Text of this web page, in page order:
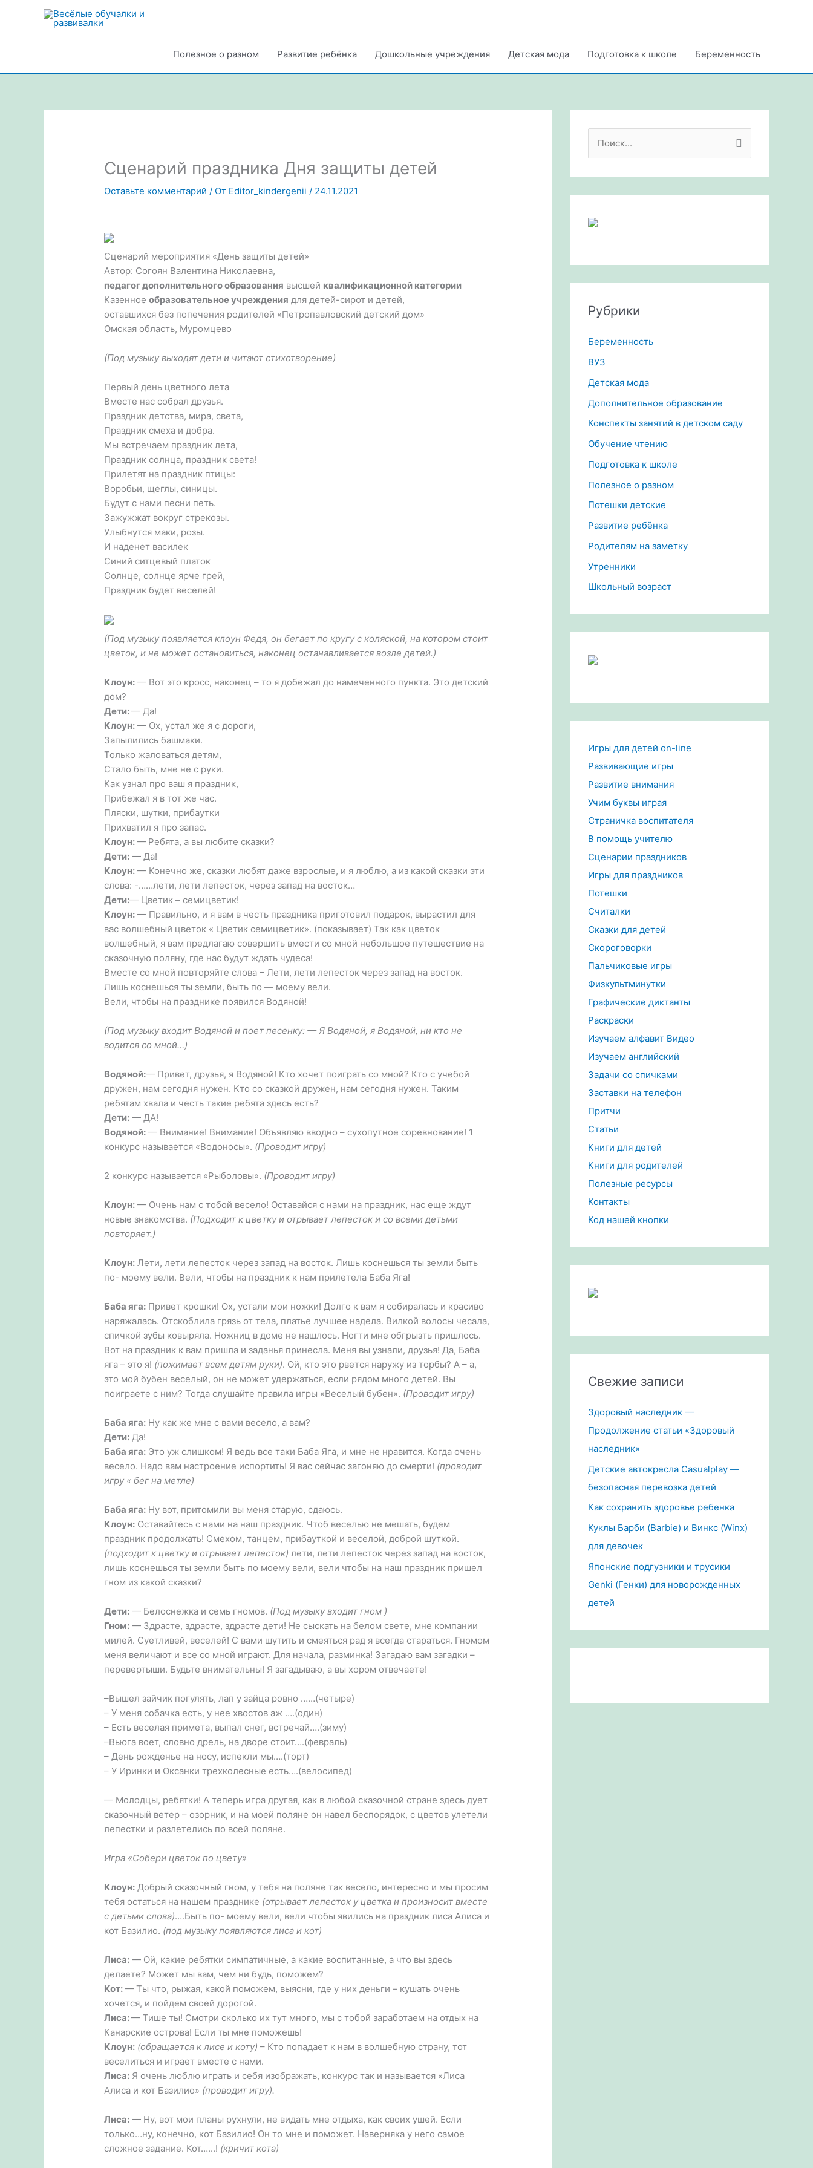
Полезное о разном
Развитие ребёнка Дошкольные учреждения Детская мода Подготовка к школе Беременность
Сценарий праздника Дня защиты детей
Оставьте комментарий / От Editor_kindergenii/ 24.11.2021
Сценарий мероприятия «День защиты детей»
Автор: Согоян Валентина Николаевна,
педагог дополнительного образования высшей квалификационной категории
Казенноеобразовательное учреждения для детей-сирот и детей,
оставшихся без попечения родителей «Петропавловский детский дом»
Омская область, Муромцево
(Под музыку выходят дети и читают стихотворение)
Первый день цветного лета
Вместе нас собрал друзья.
Праздник детства, мира, света,
Праздник смеха и добра.
Мы встречаем праздник лета,
Праздник солнца, праздник света!
Прилетят на праздник птицы:
Воробьи, щеглы, синицы.
Будут с нами песни петь.
Зажужжат вокруг стрекозы.
Улыбнутся маки, розы.
И наденет василек
Синий ситцевый платок
Солнце, солнце ярче грей,
Праздник будет веселей!
(Под музыку появляется клоун Федя, он бегает по кругу с коляской, на котором стоит
цветок, и не может остановиться, наконец останавливается возле детей.)
Клоун: — Вот это кросс, наконец – то я добежал до намеченного пункта. Это детский
дом?
Дети:— Да!
Клоун: — Ох, устал же я с дороги,
Запылились башмаки.
Только жаловаться детям,
Стало быть, мне не с руки.
Как узнал про ваш я праздник,
Прибежал я в тот же час.
Пляски, шутки, прибаутки
Прихватил я про запас.
Клоун:— Ребята, а вы любите сказки?
Дети: — Да!
Клоун: — Конечно же, сказки любят даже взрослые, и я люблю, а из какой сказки эти
слова: -……лети, лети лепесток, через запад на восток…
Дети:— Цветик – семицветик!
Клоун: — Правильно, и я вам в честь праздника приготовил подарок, вырастил для
вас волшебный цветок « Цветик семицветик». (показывает) Так как цветок
волшебный, я вам предлагаю совершить вмести со мной небольшое путешествие на
сказочную поляну, где нас будут ждать чудеса!
Вместе со мной повторяйте слова – Лети, лети лепесток через запад на восток.
Лишь коснешься ты земли, быть по — моему вели.
Вели, чтобы на празднике появился Водяной!
(Под музыку входит Водяной и поет песенку: — Я Водяной, я Водяной, ни кто не
водится со мной…)
Водяной:— Привет, друзья, я Водяной! Кто хочет поиграть со мной? Кто с учебой
дружен, нам сегодня нужен. Кто со сказкой дружен, нам сегодня нужен. Таким
ребятам хвала и честь такие ребята здесь есть?
Дети: — ДА!
Водяной: — Внимание! Внимание! Объявляю вводно – сухопутное соревнование! 1
конкурс называется «Водоносы». (Проводит игру)
2 конкурс называется «Рыболовы». (Проводит игру)
Клоун: — Очень нам с тобой весело! Оставайся с нами на праздник, нас еще ждут
новые знакомства. (Подходит к цветку и отрывает лепесток и со всеми детьми
повторяет.)
Клоун: Лети, лети лепесток через запад на восток. Лишь коснешься ты земли быть
по- моему вели. Вели, чтобы на праздник к нам прилетела Баба Яга!
Баба яга: Привет крошки! Ох, устали мои ножки! Долго к вам я собиралась и красиво
наряжалась. Отскоблила грязь от тела, платье лучшее надела. Вилкой волосы чесала,
спичкой зубы ковыряла. Ножниц в доме не нашлось. Ногти мне обгрызть пришлось.
Вот на праздник к вам пришла и заданья принесла. Меня вы узнали, друзья! Да, Баба
яга – это я! (пожимает всем детям руки). Ой, кто это рвется наружу из торбы? А – а,
это мой бубен веселый, он не может удержаться, если рядом много детей. Вы
поиграете с ним? Тогда слушайте правила игры «Веселый бубен». (Проводит игру)
Баба яга: Ну как же мне с вами весело, а вам?
Дети: Да!
Баба яга: Это уж слишком! Я ведь все таки Баба Яга, и мне не нравится. Когда очень
весело. Надо вам настроение испортить! Я вас сейчас загоняю до смерти! (проводит
игру « бег на метле)
Баба яга: Ну вот, притомили вы меня старую, сдаюсь.
Клоун: Оставайтесь с нами на наш праздник. Чтоб веселью не мешать, будем
праздник продолжать! Смехом, танцем, прибауткой и веселой, доброй шуткой.
(подходит к цветку и отрывает лепесток) лети, лети лепесток через запад на восток,
лишь коснешься ты земли быть по моему вели, вели чтобы на наш праздник пришел
гном из какой сказки?
Дети: — Белоснежка и семь гномов. (Под музыку входит гном )
Гном: — Здрасте, здрасте, здрасте дети! Не сыскать на белом свете, мне компании
милей. Суетливей, веселей! С вами шутить и смеяться рад я всегда стараться. Гномом
меня величают и все со мной играют. Для начала, разминка! Загадаю вам загадки –
перевертыши. Будьте внимательны! Я загадываю, а вы хором отвечаете!
–Вышел зайчик погулять, лап у зайца ровно ……(четыре)
– У меня собачка есть, у нее хвостов аж ….(один)
– Есть веселая примета, выпал снег, встречай….(зиму)
–Вьюга воет, словно дрель, на дворе стоит….(февраль)
– День рожденье на носу, испекли мы….(торт)
– У Иринки и Оксанки трехколесные есть….(велосипед)
— Молодцы, ребятки! А теперь игра другая, как в любой сказочной стране здесь дует
сказочный ветер – озорник, и на моей поляне он навел беспорядок, с цветов улетели
лепестки и разлетелись по всей поляне.
Игра «Собери цветок по цвету»
Клоун: Добрый сказочный гном, у тебя на поляне так весело, интересно и мы просим
тебя остаться на нашем празднике (отрывает лепесток у цветка и произносит вместе
с детьми слова)….Быть по- моему вели, вели чтобы явились на праздник лиса Алиса и
кот Базилио. (под музыку появляются лиса и кот)
Лиса: — Ой, какие ребятки симпатичные, а какие воспитанные, а что вы здесь
делаете? Может мы вам, чем ни будь, поможем?
Кот:— Ты что, рыжая, какой поможем, выясни, где у них деньги – кушать очень
хочется, и пойдем своей дорогой.
Лиса:— Тише ты! Смотри сколько их тут много, мы с тобой заработаем на отдых на
Канарские острова! Если ты мне поможешь!
Клоун: (обращается к лисе и коту) – Кто попадает к нам в волшебную страну, тот
веселиться и играет вместе с нами.
Лиса: Я очень люблю играть и себя изображать, конкурс так и называется «Лиса
Алиса и кот Базилио» (проводит игру).
Лиса: — Ну, вот мои планы рухнули, не видать мне отдыха, как своих ушей. Если
только…ну, конечно, кот Базилио! Он то мне и поможет. Наверняка у него самое
сложное задание. Кот…...! (кричит кота)
:
Рубрики
Беременность
ВУЗ
Детская мода
Дополнительное образование
Конспекты занятий в детском саду
Обучение чтению
Подготовка к школе
Полезное о разном
Потешки детские
Развитие ребёнка
Родителям на заметку
Утренники
Школьный возраст
Игры для детей on-line
Развивающие игры
Развитие внимания
Учим буквы играя
Страничка воспитателя
В помощь учителю
Сценарии праздников
Игры для праздников
Потешки
Считалки
Сказки для детей
Скороговорки
Пальчиковые игры
Физкультминутки
Графические диктанты
Раскраски
Изучаем алфавит Видео
Изучаем английский
Задачи со спичками
Заставки на телефон
Притчи
Статьи
Книги для детей
Книги для родителей
Полезные ресурсы
Контакты
Код нашей кнопки
Свежие записи
Здоровый наследник —
Продолжение статьи «Здоровый
наследник»
Детские автокресла Casualplay —
безопасная перевозка детей
Как сохранить здоровье ребенка
Куклы Барби (Barbie) и Винкс (Winx)
для девочек
Японские подгузники и трусики
Genki (Генки) для новорожденных
детей